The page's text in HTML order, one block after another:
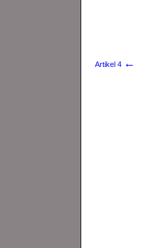
Artikel 4 ←